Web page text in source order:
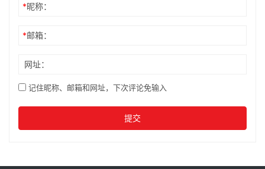
*昵称：
*邮箱：
网址：
记住昵称、邮箱和网址，下次评论免输入
提交